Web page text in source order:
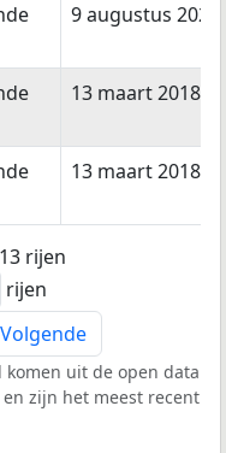
9 augustus 2022
13 maart 2018
13 maart 2018
rijen
rijen
Volgende
komen uit de open data
zijn het meest recent